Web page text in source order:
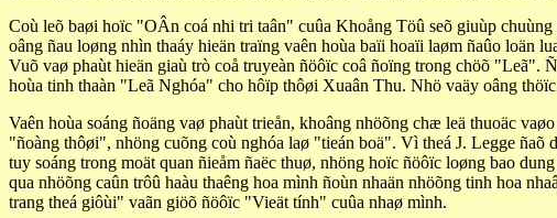
Coù leõ baøi hoïc "OÂn coá nhi tri taân" cuûa Khoång Töû seõ giuùp
oâng ñau loøng nhìn thaáy hieän traïng vaên hoùa baïi hoaïi laøm ñaûo loän
Vuõ vaø phaùt hieän giaù trò coå truyeàn ñöôïc coâ ñoïng trong chöõ "Leã".
hoùa tinh thaàn "Leã Nghóa" cho hôïp thôøi Xuaân Thu. Nhö vaäy oâng
Vaên hoùa soáng ñoäng vaø phaùt trieån, khoâng nhöõng chæ leä thuoäc
"ñoàng thôøi", nhöng cuõng coù nghóa laø "tieán boä". Vì theá J. Legge
tuy soáng trong moät quan ñieåm ñaëc thuø, nhöng hoïc ñöôïc loøng bao
qua nhöõng caûn trôû haàu thaêng hoa mình ñoùn nhaän nhöõng tinh hoa
trang theá giôùi" vaãn giöõ ñöôïc "Vieät tính" cuûa nhaø mình.